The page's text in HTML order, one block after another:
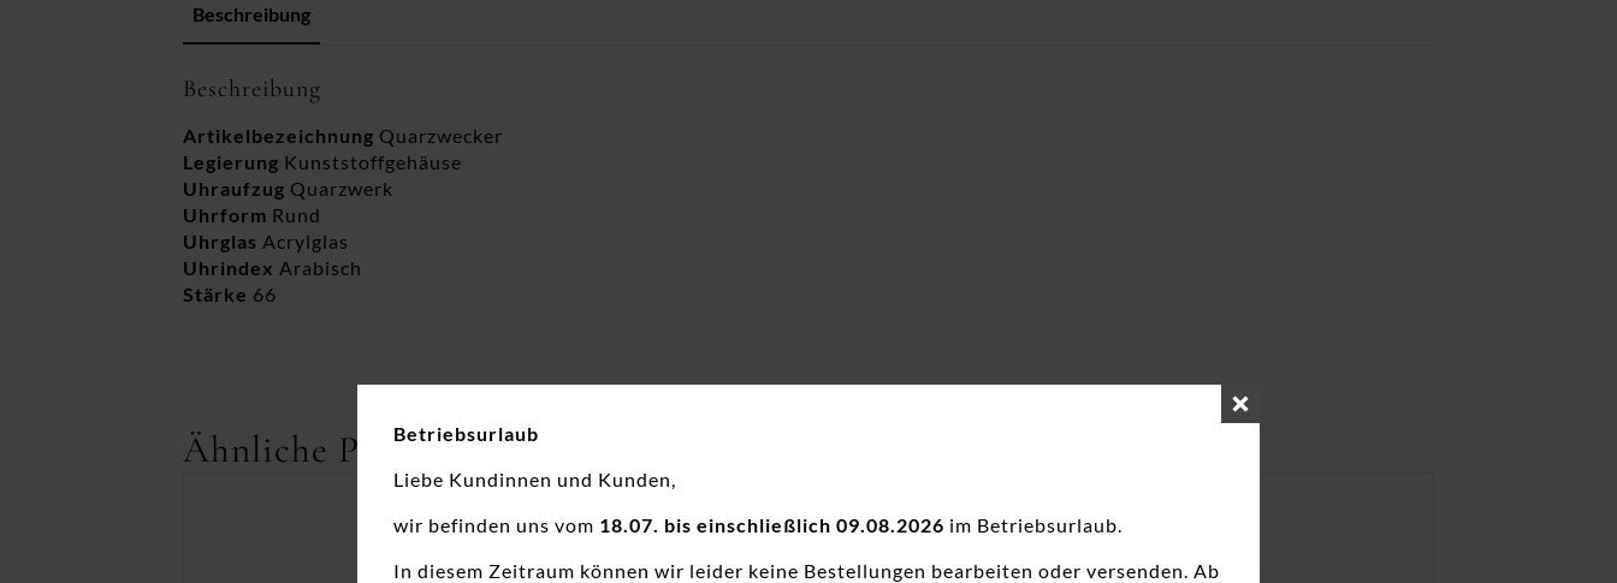
Beschreibung
Beschreibung
Artikelbezeichnung Quarzwecker
Legierung Kunststoffgehäuse
Uhraufzug Quarzwerk
Uhrform Rund
Uhrglas Acrylglas
Uhrindex Arabisch
Stärke 66
Ähnliche Produkte
Betriebsurlaub
Liebe Kundinnen und Kunden,
wir befinden uns vom 18.07. bis einschließlich 09.08.2026 im Betriebsurlaub.
In diesem Zeitraum können wir leider keine Bestellungen bearbeiten oder versenden. Ab